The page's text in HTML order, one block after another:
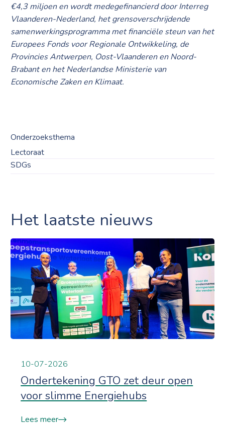
€4,3 miljoen en wordt medegefinancierd door Interreg
Vlaanderen-Nederland, het grensoverschrijdende
samenwerkingsprogramma met financiële steun van het
Europees Fonds voor Regionale Ontwikkeling, de
Provincies Antwerpen, Oost-Vlaanderen en Noord-
Brabant en het Nederlandse Ministerie van
Economische Zaken en Klimaat.
Onderzoeksthema
Lectoraat
SDGs
Het laatste nieuws
10-07-2026
Ondertekening GTO zet deur open
voor slimme Energiehubs
Lees meer